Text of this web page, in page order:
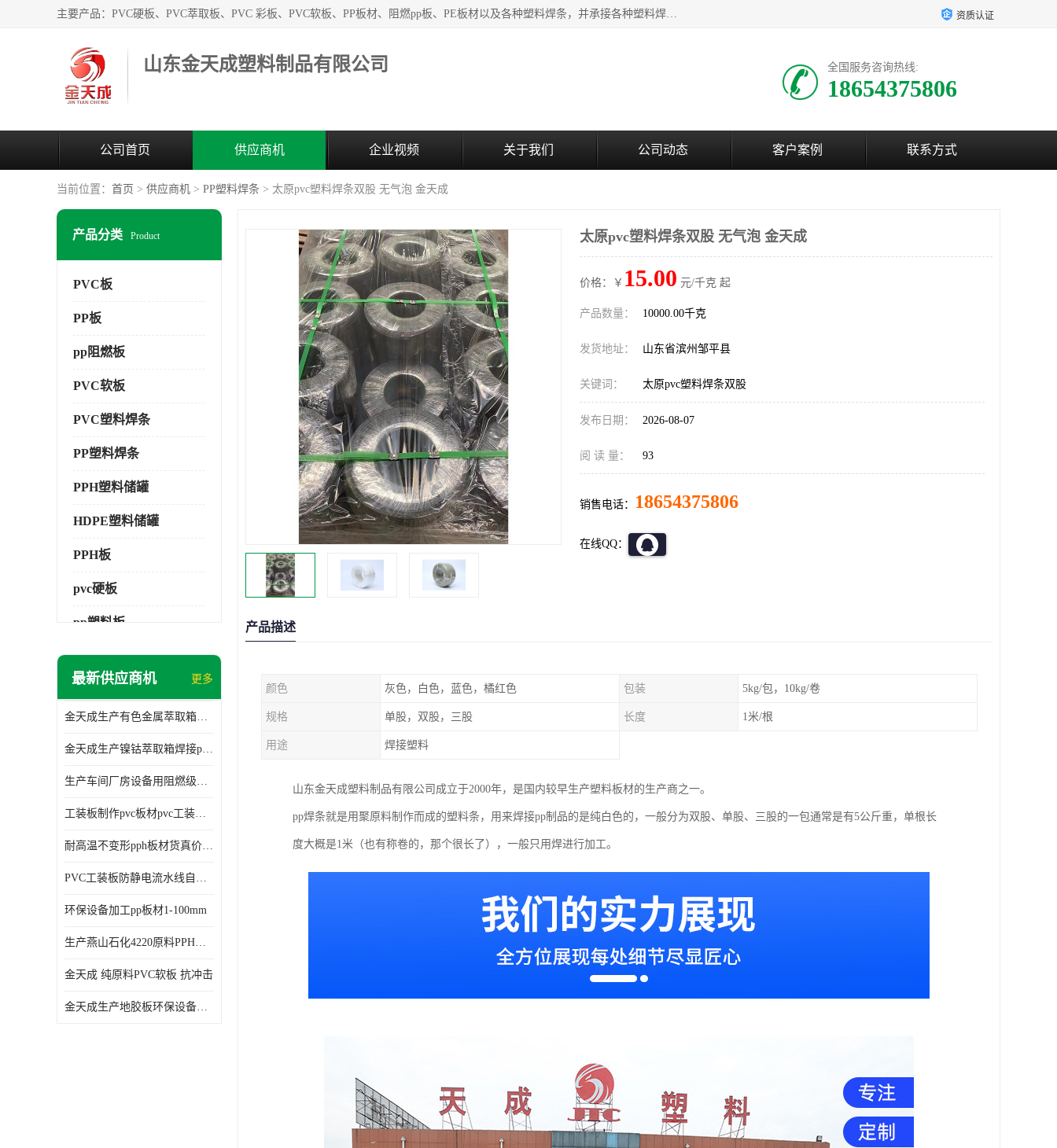
主要产品：PVC硬板、PVC萃取板、PVC 彩板、PVC软板、PP板材、阻燃pp板、PE板材以及各种塑料焊条，并承接各种塑料焊接工程，其产品广泛应用于环保设备、化工、石油、电镀、电子、建筑、食品、医药等多种行业，产品销售己覆盖全国多个省、市(直辖市)及自治区，并己经远销国外。 资质认证
山东金天成塑料制品有限公司 全国服务咨询热线:
18654375806
公司首页 供应商机 企业视频 关于我们 公司动态 客户案例 联系方式
当前位置： 首页 > 供应商机 > PP塑料焊条 > 太原pvc塑料焊条双股 无气泡 金天成
产品分类 Product
PVC板
PP板
pp阻燃板
PVC软板
PVC塑料焊条
PP塑料焊条
PPH塑料储罐
HDPE塑料储罐
PPH板
pvc硬板
pp塑料板
pvc萃取板
最新供应商机 更多
金天成生产有色金属萃取箱焊接pvc板
金天成生产镍钴萃取箱焊接pvc萃取板
生产车间厂房设备用阻燃级别pp硬板
工装板制作pvc板材pvc工装板材可折弯
耐高温不变形pph板材货真价值pph板材
PVC工装板防静电流水线自动化倍速线工装板
环保设备加工pp板材1-100mm
生产燕山石化4220原料PPH板材
金天成 纯原料PVC软板 抗冲击
金天成生产地胶板环保设备内衬焊接用半圆pvc软焊条
太原pvc塑料焊条双股 无气泡 金天成
价格：￥ 15.00 元/千克 起
产品数量： 10000.00千克
发货地址： 山东省滨州邹平县
关键词： 太原pvc塑料焊条双股
发布日期： 2026-08-07
阅 读 量： 93
销售电话： 18654375806
在线QQ：
产品描述
颜色 灰色，白色，蓝色，橘红色 包装 5kg/包，10kg/卷
规格 单股，双股，三股 长度 1米/根
用途 焊接塑料
山东金天成塑料制品有限公司成立于2000年，是国内较早生产塑料板材的生产商之一。
pp焊条就是用聚原料制作而成的塑料条，用来焊接pp制品的是纯白色的，一般分为双股、单股、三股的一包通常是有5公斤重，单根长
度大概是1米（也有称卷的，那个很长了），一般只用焊进行加工。